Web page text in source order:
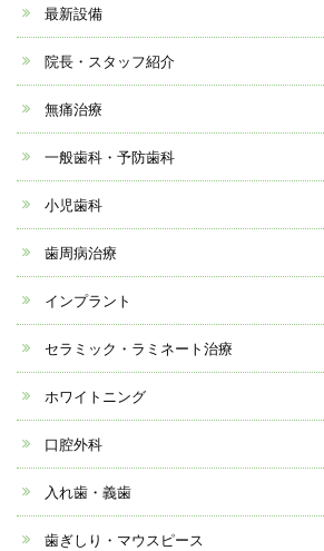
最新設備
院長・スタッフ紹介
無痛治療
一般歯科・予防歯科
小児歯科
歯周病治療
インプラント
セラミック・ラミネート治療
ホワイトニング
口腔外科
入れ歯・義歯
歯ぎしり・マウスピース